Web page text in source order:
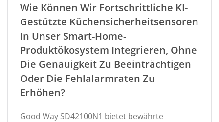
Wie Können Wir Fortschrittliche KI-
Gestützte Küchensicherheitsensoren
In Unser Smart-Home-
Produktökosystem Integrieren, Ohne
Die Genauigkeit Zu Beeinträchtigen
Oder Die Fehlalarmraten Zu
Erhöhen?
Good Way SD42100N1 bietet bewährte